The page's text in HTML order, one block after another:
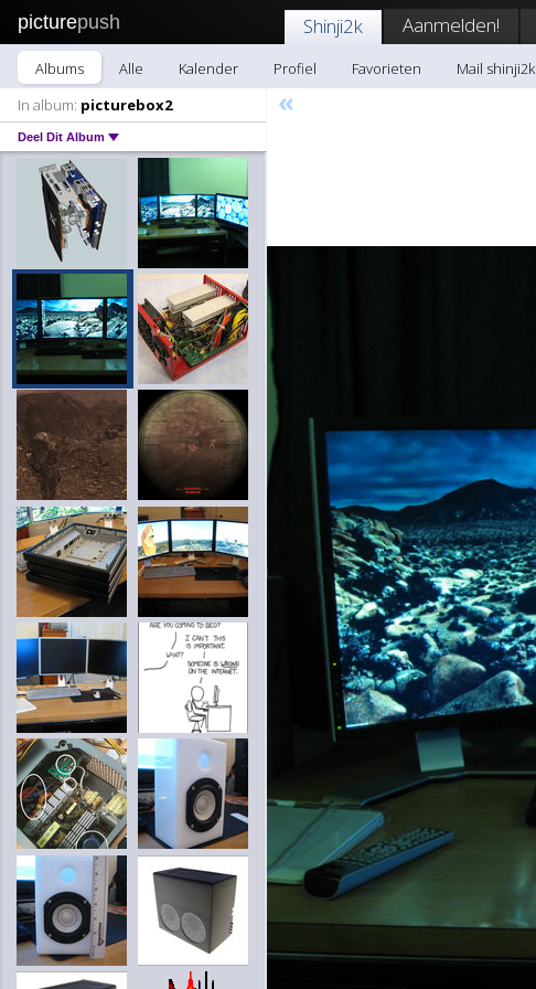
picturepush Shinji2k Aanmelden!
Albums Alle Kalender Profiel Favorieten
Mail shinji2k
In album: picturebox2
Deel Dit Album
«